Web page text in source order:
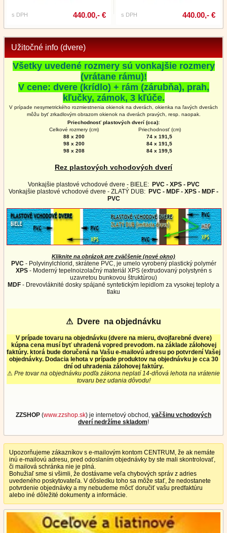
Upozorňujeme zákazníkov s e-mailovým kontom CENTRUM, že ak nemáte
inú e-mailovú adresu, pred odoslaním objednávky by ste mali skontrolovať,
či mailová schránka nie je plná.
Bohužiaľ sme si všimli, že dostávame veľa chybových správ z adries
uvedeného poskytovateľa. V dôsledku toho sa môže stať, že nedostanete
potvrdenie objednávky a my nebudeme môcť doručiť vašu predfaktúru
alebo iné dôležité dokumenty a informácie.
s DPH 440.00,- € s DPH 440.00,- €
Užitočné info (dvere)
Všetky uvedené rozmery sú vonkajšie rozmery
(vrátane rámu)!
V cene: dvere (krídlo) + rám (zárubňa), prah,
kľučky, zámok, 3 kľúče.
V prípade nesymetrického rozmiestnenia okienok na dverách, okienka na ľavých dverách
môžu byť zrkadlovým obrazom okienok na dverách pravých, resp. naopak.
Priechodnosť plastových dverí (cca):
Celkové rozmery (cm)
Priechodnosť (cm)
88 x 200
74 x 191,5
98 x 200
84 x 191,5
98 x 208
84 x 199,5
Rez plastových vchodových dverí
Vonkajšie plastové vchodové dvere - BIELE: PVC - XPS - PVC
Vonkajšie plastové vchodové dvere - ZLATÝ DUB: PVC - MDF - XPS - MDF -
PVC
Kliknite na obrázok pre zväčšenie (nové okno)
PVC- Polyvinylchlorid, skrátene PVC, je umelo vyrobený plastický polymér
XPS- Moderný tepelnoizolačný materiál XPS (extrudovaný polystyrén s
uzavretou bunkovou štruktúrou)
MDF - Drevovláknité dosky spájané syntetickým lepidlom za vysokej teploty a
tlaku
⚠ Dvere na objednávku
V prípade tovaru na objednávku (dvere na mieru, dvojfarebné dvere)
kúpna cena musí byť uhradená vopred prevodom. na základe zálohovej
faktúry. ktorá bude doručená na Vašu e-mailovú adresu po potvrdení Vašej
objednávky. Dodacia lehota v prípade produktov na objednávku je cca 30
dní od uhradenia zálohovej faktúry.
⚠ Pre tovar na objednávku podľa zákona neplatí 14-dňová lehota na vrátenie
tovaru bez udania dôvodu!
ZZSHOP (www.zzshop.sk) je internetový obchod, väčšinu vchodových
dverí nedržíme skladom!